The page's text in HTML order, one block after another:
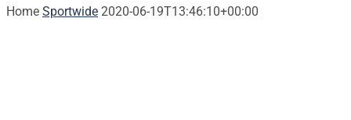
Home Sportwide 2020-06-19T13:46:10+00:00